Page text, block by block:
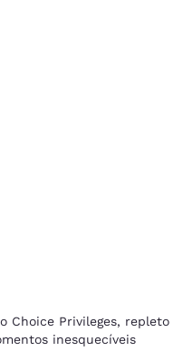
Choice Privileges, repleto
inesquecíveis